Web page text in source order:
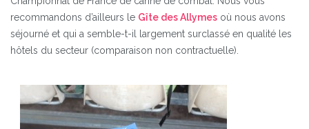
recommandons d’ailleurs le Gîte des Allymes où nous avons
séjourné et qui a semble-t-il largement surclassé en qualité les
hôtels du secteur (comparaison non contractuelle).